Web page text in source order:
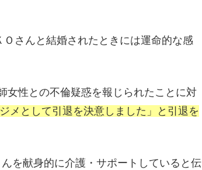
さんと結婚されたときには運命的な感
女性との不倫疑惑を報じられたことに対
メとして引退を決意しました」と引退を
を献身的に介護・サポートしていると伝